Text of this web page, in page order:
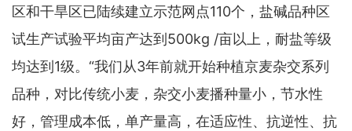
区和干旱区已陆续建立示范网点110个，盐碱品种区
试生产试验平均亩产达到500kg /亩以上，耐盐等级
均达到1级。“我们从3年前就开始种植京麦杂交系列
品种，对比传统小麦，杂交小麦播种量小，节水性
好，管理成本低，单产量高，在适应性、抗逆性、抗